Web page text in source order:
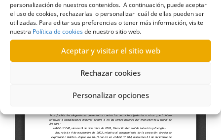
personalización de nuestros contenidos. A continuación, puede aceptar
el uso de cookies, rechazarlas o personalizar cuál de ellas pueden ser
utilizadas. Para editar sus preferencias o tener más información, visite
nuestra Política de cookiesde nuestro sitio web.
Aceptar y visitar el sitio web
Rechazar cookies
Personalizar opciones